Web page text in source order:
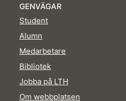
GENVÄGAR
Student
Alumn
Medarbetare
Bibliotek
Jobba på LTH
Om webbplatsen